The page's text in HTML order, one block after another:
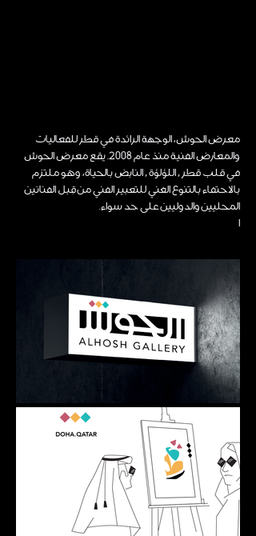
معرض الحوش، الوجهة الرائدة في قطر للفعاليات
والمعارض الفنية منذ عام 2008. يقع معرض الحوش
في قلب قطر , اللؤلؤة , النابض بالحياة، وهو ملتزم
بالاحتفاء بالتنوع الغني للتعبير الفني من قِبل الفنانين
المحليين والدوليين على حد سواء.
ا